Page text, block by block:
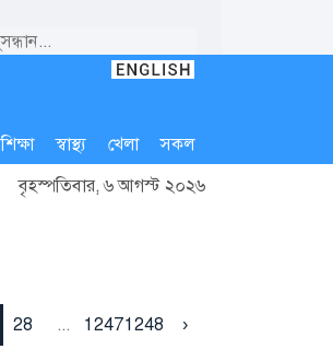
শিক্ষা স্বাস্থ্য খেলা
সকল
বৃহস্পতিবার, ৬ আগস্ট ২০২৬
28 ... 12471248 ›